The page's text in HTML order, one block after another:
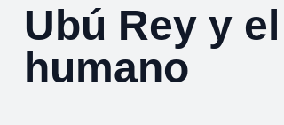
Ubú Rey y
humano